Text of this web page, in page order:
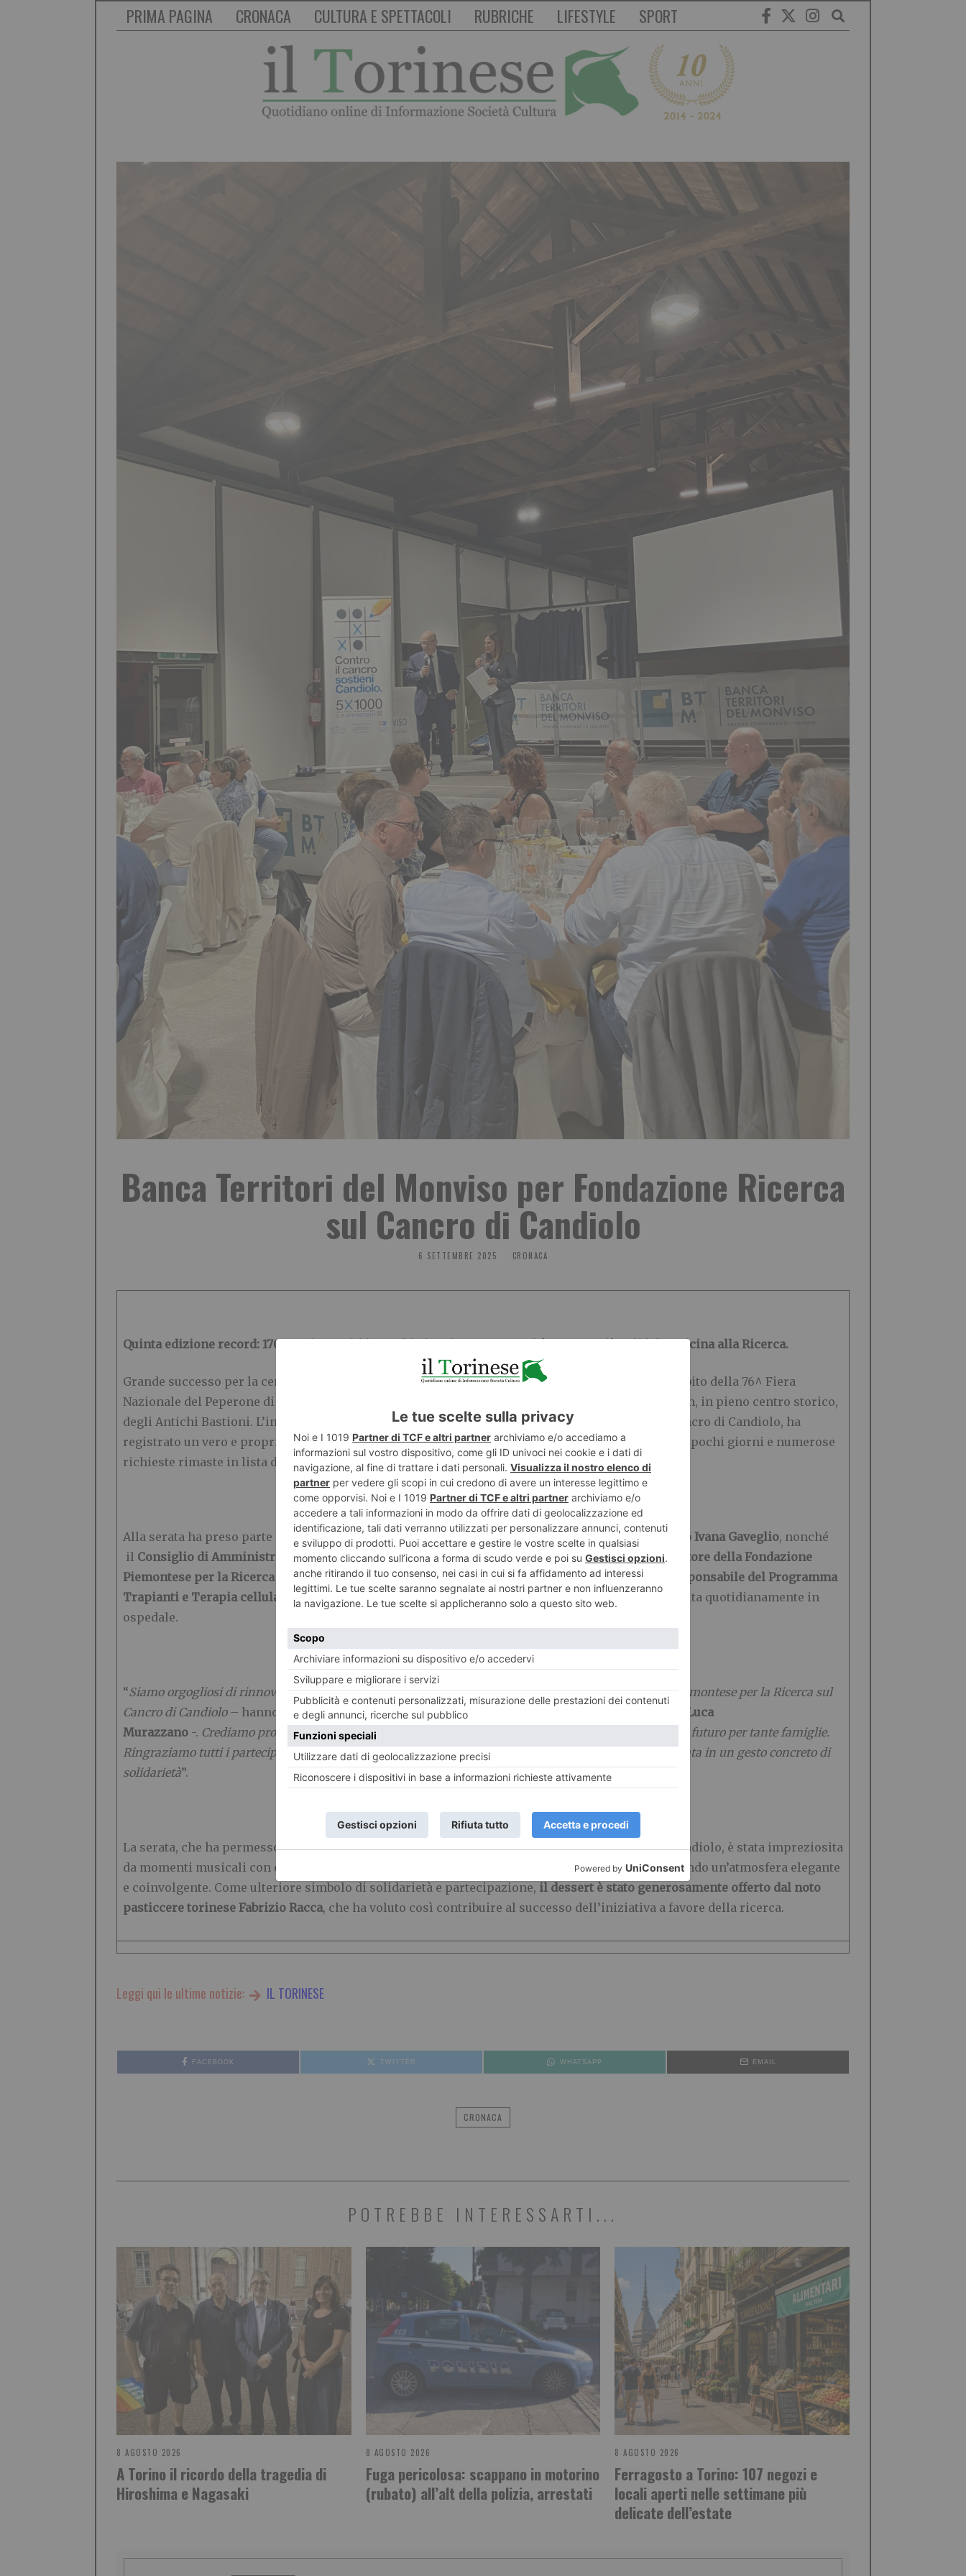
PRIMA PAGINA CRONACA CULTURA E SPETTACOLI RUBRICHE LIFESTYLE SPORT
Banca Territori del Monviso per Fondazione Ricerca
sul Cancro di Candiolo
6 SETTEMBRE 2025 CRONACA
Quinta edizione record: 170 posti esauriti in pochi giorni e una Comunità sempre più solidale e vicina alla Ricerca.
Grande successo per la cena di gala benefica organizzata da Banca Territori del Monviso nell’ambito della 76^ Fiera
Nazionale del Peperone di Carmagnola, svoltasi giovedì 4 settembre presso la prestigiosa location, in pieno centro storico,
degli Antichi Bastioni. L’iniziativa, a sostegno della Fondazione Piemontese per la Ricerca sul Cancro di Candiolo, ha
registrato un vero e proprio record di partecipazione: tutti i 170 posti disponibili sono esauriti in pochi giorni e numerose
richieste rimaste in lista d’attesa, a conferma della sensibilità e della generosità del territorio.
Alla serata ha preso parte l’intera Amministrazione comunale di Carmagnola, guidata dal Sindaco Ivana Gaveglio, nonché
il Consiglio di Amministrazione di Banca Territori del Monviso. Sono intervenuti inoltre ilDirettore della Fondazione
Piemontese per la Ricerca sul Cancro Gianmarco Salae il dottorFabrizio Carnevale Schianca, Responsabile del Programma
Trapianti e Terapia cellulare dell’Istituto di Candiolo
, che ha illustrato l’attività di eccellenza svolta quotidianamente in
ospedale.
“Siamo orgogliosi di rinnovare, per il quinto anno consecutivo, la collaborazione con la Fondazione Piemontese per la Ricerca sul
Cancro di Candiolo– hanno sottolineato il Presidente BTM Alberto Osenda
Direttore Generale Luca
Murazzano -. Crediamo profondamente nel valore della ricerca scientifica, che rappresenta speranza e futuro per tante famiglie.
Ringraziamo tutti i partecipanti e i sostenitori che, con la loro presenza, hanno trasformato questa serata in un gesto concreto di
solidarietà”.
La serata, che ha permesso di raccogliere un importante contributo a favore della Fondazione Candiolo, è stata impreziosita
da momenti musicali con esibizioni live di violino e sax, che hanno accompagnato la cena favorendo un’atmosfera elegante
e coinvolgente. Come ulteriore simbolo di solidarietà e partecipazione, il dessert è stato generosamente offerto dal noto
pasticcere torinese Fabrizio Racca, che ha voluto così contribuire al successo dell’iniziativa a favore della ricerca.
Leggi qui le ultime notizie: IL TORINESE
FACEBOOK TWITTER WHATSAPP EMAIL
CRONACA
POTREBBE INTERESSARTI...
8 AGOSTO 2026
A Torino il ricordo della tragedia di
Hiroshima e Nagasaki
8 AGOSTO 2026
Fuga pericolosa: scappano in motorino
(rubato) all’alt della polizia, arrestati
8 AGOSTO 2026
Ferragosto a Torino: 107 negozi e
locali aperti nelle settimane più
delicate dell’estate